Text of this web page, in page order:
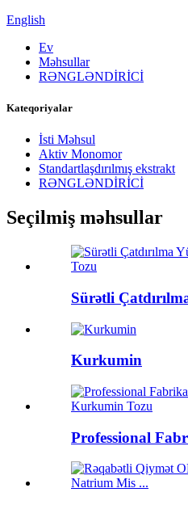
English
Ev
Məhsullar
RƏNGLƏNDİRİCİ
Kateqoriyalar
İsti Məhsul
Aktiv Monomor
Standartlaşdırılmış ekstrakt
RƏNGLƏNDİRİCİ
Seçilmiş məhsullar
Sürətli
Kurkumin
Professional